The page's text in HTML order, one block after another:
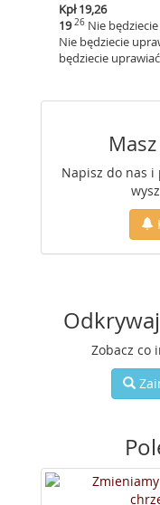
Kpł 19,26
1926 Nie
Nie będziecie
będziecie
Napisz do nas i
Zobacz co